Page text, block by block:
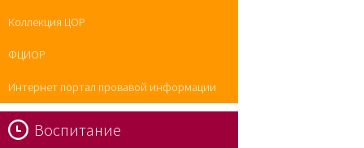
Коллекция ЦОР
ФЦИОР
Интернет портал провавой информации
Воспитание